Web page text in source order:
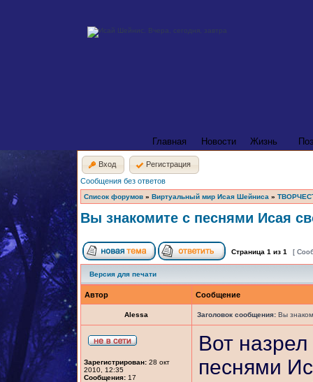
Главная Новости Жизнь
Вход
Регистрация
Сообщения без ответов
Список форумов » Виртуальный мир Исая Шейниса »
Вы знакомите с песнями Исая
Страница 1 из 1 [
Версия для печати
Автор Сообщение
Alessa Заголовок сообщения: Вы
Зарегистрирован: 28 окт
2010, 12:35
Сообщения: 17
Вот
песнями